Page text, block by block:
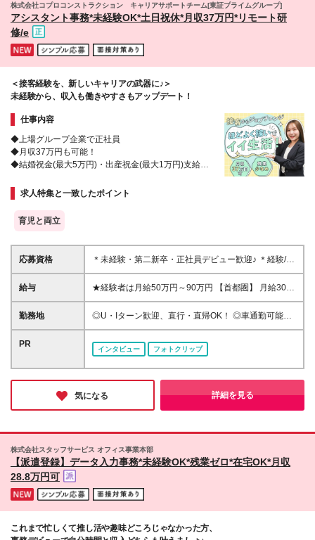
回） 【北海道】月給176,300円～280,700円（別途賞
与年2回） (*)就業先＋当社評価により＋α手当を付与
23.5万円にUP！ 20代／入社5年目・月収20万円→月
収24万円にUP！ ☆研修期間中（3日間／所定労働時
都・神奈川県・埼玉県・千葉県】日給8582円 【愛知
県】日給7980円 【大阪府・兵庫県・京都府】日給
円 【福岡県】日給7399円 ※地域により支給金額は異
なります
戸市など 京都府 ｜京都市など 宮城県 ｜仙台駅周
辺がメイン 福岡県 ｜中央区・博多区がメイン 【大
橋・OBPエリア 【本社】 東京都千代田区有楽町1-13-
株式会社コプロコンストラクション キャリアサポートチーム[東証プライムグループ]
アシスタント事務*未経験OK*土日祝休*月収37万円*リモート研
修/e
＜接客経験を、新しいキャリアの武器に♪＞
未経験から、収入も働きやすさもアップデート！
仕事内容
◆上場グループ企業で正社員
◆月収37万円も可能！
◆結婚祝金(最大5万円)・出産祝金(最大1万円)支給あ
◆Web面接も実施中！
◆全国から勤務地を選べる&転勤や出張もなし
求人特集と一致したポイント
育児と両立
応募資格
＊未経験・第二新卒・正社員デビュー歓迎♪ ＊経験/知
識ゼロでOK！ ＊学歴・年齢・転職回数は一切不問で
す！ ＊人物重視の採用です！ 20代、30代の業界未経
しています！ ※ご希望を考慮し、雇用形態を決定しま
す ※新卒の方もご応募可能 （待遇・募集要項等は別
す！半年先の入社もOK！お気軽にご相談ください！
給与
★経験者は月給50万円～90万円 【首都圏】 月給30万
1230円〜 ⇒基本22万7000円+地域6万4230円+皆勤1
万円 【群馬/栃木/茨城】 月給28万1090円〜 ⇒基本23
5130円+皆勤1万円 【静岡/愛知/岐阜/三重】 月給28万
本】 月給25万800円〜 ⇒基本21万8000円+地域2万
4000円+地域2万7090円+皆勤1万円 ※残業代は1分単
位で全額支給（みなし残業制度なし） ※上記給与は最
用期間1ヶ月、最大6ヶ月まで延長する可能性あり(条
件変更なし) ※今期より新賃金体系へ移行しました。
勤務地
◎U・Iターン歓迎、直行・直帰OK！ ◎車通勤可能の
エリアもあり！ ◎出張なしの働き方も可能 ◎全国に
勤務地あり/希望のエリアで働けます《転勤なし》
【拠点】 ※全国各地に支店あり ・札幌支店/北海道 ・
仙台支店/宮城・青森・岩手・秋田・山形・福島 ・大
宮営業所/埼玉・栃木・群馬・茨城・新潟 ・東京支店/
東京・千葉 ・横浜営業所/神奈川・山梨 ・名古屋支店/
兵庫・奈良・和歌山 ・広島支店/広島・岡山・島根・
岡・佐賀・長崎・熊本・大分・宮崎・鹿児島・沖縄 ※
勤務エリアによって所属支店が異なります。 (変更の
PR
インタビュー フォトクリップ
気になる 詳細を見る
株式会社スタッフサービス オフィス事業本部
【派遣登録】データ入力事務*未経験OK*残業ゼロ*在宅OK*月収
28.8万円可
これまで忙しくて推し活や趣味どころじゃなかった方、